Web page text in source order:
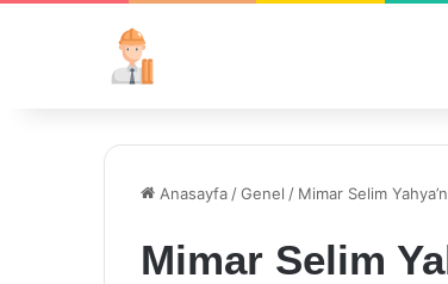
Anasayfa /Genel / Mimar Selim
Mimar Selim